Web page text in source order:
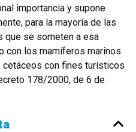
importancia y supone
para la mayoría de las
que se someten a esa
con los mamíferos marinos.
cetáceos con fines turísticos
178/2000, de 6 de